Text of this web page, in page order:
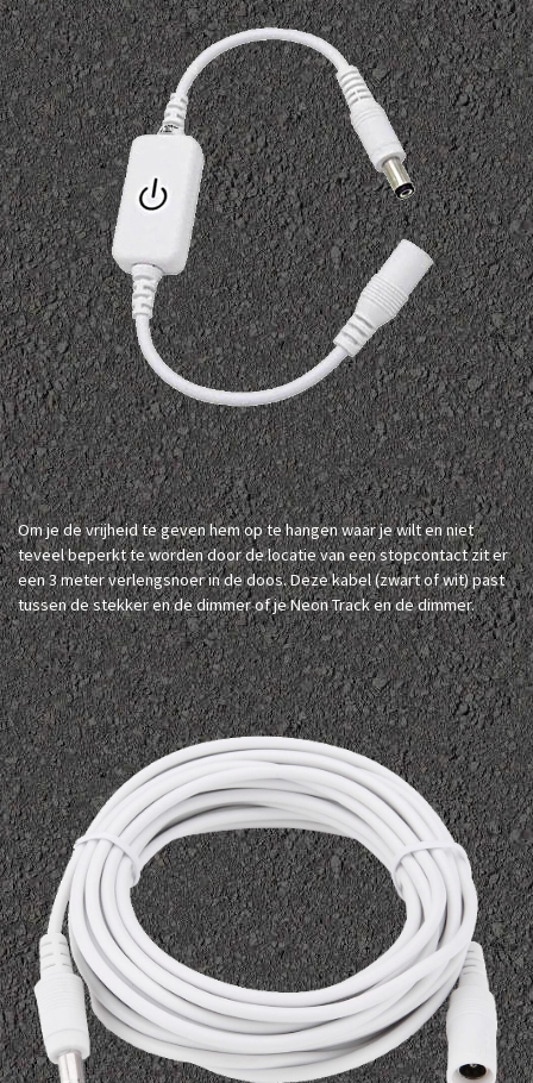
Om je de vrijheid te geven hem op te hangen waar je wilt en niet
teveel beperkt te worden door de locatie van een stopcontact zit er
een 3 meter verlengsnoer in de doos. Deze kabel (zwart of wit) past
tussen de stekker en de dimmer of je Neon Track en de dimmer.